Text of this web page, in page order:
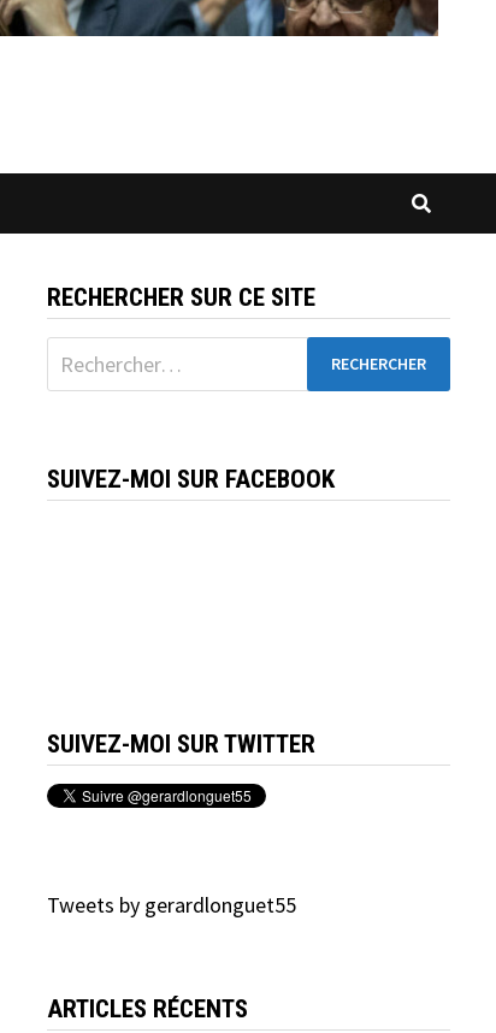
RECHERCHER SUR CE SITE
Rechercher :
SUIVEZ-MOI SUR FACEBOOK
SUIVEZ-MOI SUR TWITTER
Tweets by gerardlonguet55
ARTICLES RÉCENTS